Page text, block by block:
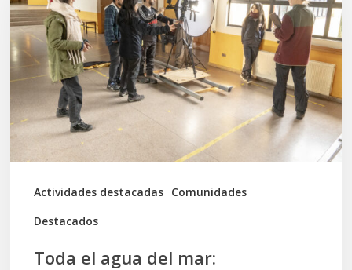
Actividades destacadas Comunidades
Destacados
agua
del
mar:
largometraje
de
ficción
se
graba
Toda el agua del mar: